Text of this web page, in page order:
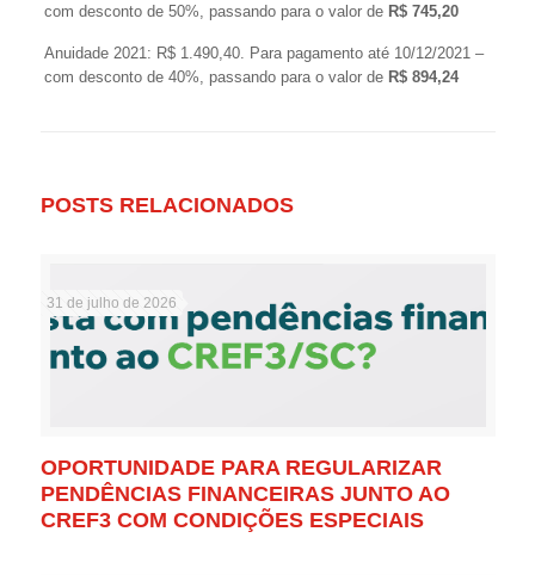
com desconto de 50%, passando para o valor de R$ 745,20
Anuidade 2021: R$ 1.490,40. Para pagamento até 10/12/2021 –
com desconto de 40%, passando para o valor de R$ 894,24
POSTS RELACIONADOS
31 de julho de 2026
OPORTUNIDADE PARA REGULARIZAR
PENDÊNCIAS FINANCEIRAS JUNTO AO
CREF3 COM CONDIÇÕES ESPECIAIS